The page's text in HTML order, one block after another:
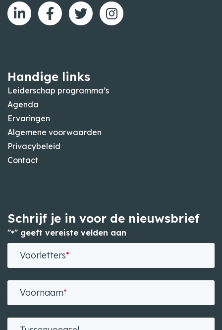
Handige links
Leiderschap programma’s
Agenda
Ervaringen
Algemene voorwaarden
Privacybeleid
Contact
Schrijf je in voor de nieuwsbrief
"*" geeft vereiste velden aan
Voorletters*
Voornaam*